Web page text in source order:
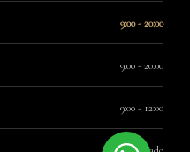
9:00 - 20:00
9:00 - 20:00
9:00 - 12:00